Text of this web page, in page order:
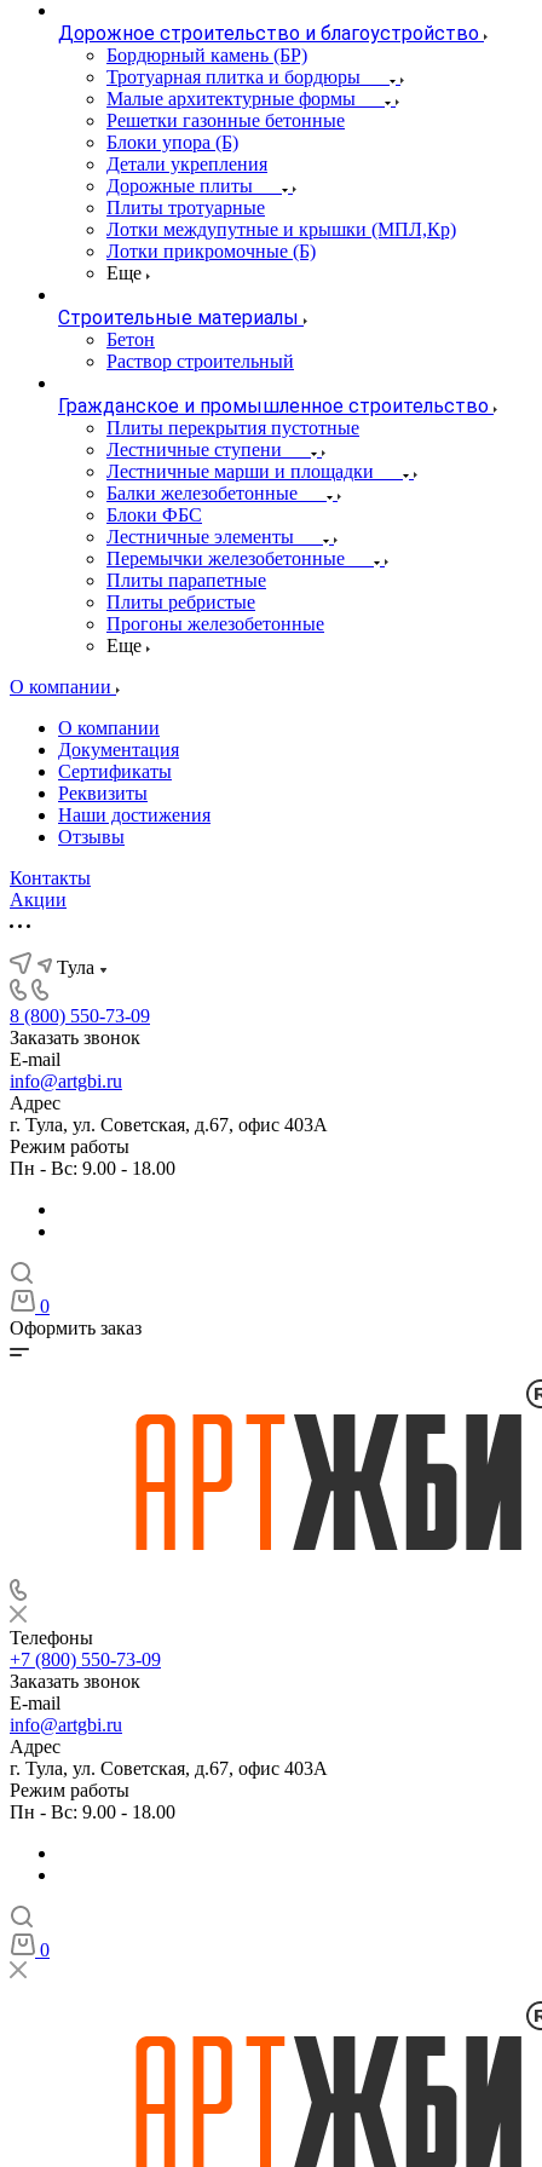
Дорожное строительство и благоустройство
Бордюрный камень (БР)
Тротуарная плитка и бордюры
Малые архитектурные формы
Решетки газонные бетонные
Блоки упора (Б)
Детали укрепления
Дорожные плиты
Плиты тротуарные
Лотки междупутные и крышки (МПЛ,Кр)
Лотки прикромочные (Б)
Еще
Строительные материалы
Бетон
Раствор строительный
Гражданское и промышленное строительство
Плиты перекрытия пустотные
Лестничные ступени
Лестничные марши и площадки
Балки железобетонные
Блоки ФБС
Лестничные элементы
Перемычки железобетонные
Плиты парапетные
Плиты ребристые
Прогоны железобетонные
Еще
О компании
О компании
Документация
Сертификаты
Реквизиты
Наши достижения
Отзывы
Контакты
Акции
Тула
8 (800) 550-73-09
Заказать звонок
E-mail
info@artgbi.ru
Адрес
г. Тула, ул. Советская, д.67, офис 403А
Режим работы
Пн - Вс: 9.00 - 18.00
0
Оформить заказ
Телефоны
+7 (800) 550-73-09
Заказать звонок
E-mail
info@artgbi.ru
Адрес
г. Тула, ул. Советская, д.67, офис 403А
Режим работы
Пн - Вс: 9.00 - 18.00
0